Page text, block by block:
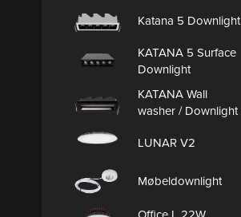
Katana 5 Downlight
KATANA 5 Surface
Downlight
KATANA Wall
washer / Downlight
LUNAR V2
Møbeldownlight